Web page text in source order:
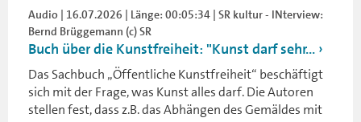
Audio | 16.07.2026 | Länge: 00:05:34 | SR kultur - INterview:
Bernd Brüggemann (c) SR
Buch über die Kunstfreiheit: "Kunst darf sehr...
Das Sachbuch „Öffentliche Kunstfreiheit“ beschäftigt
sich mit der Frage, was Kunst alles darf. Die Autoren
stellen fest, dass z.B. das Abhängen des Gemäldes mit